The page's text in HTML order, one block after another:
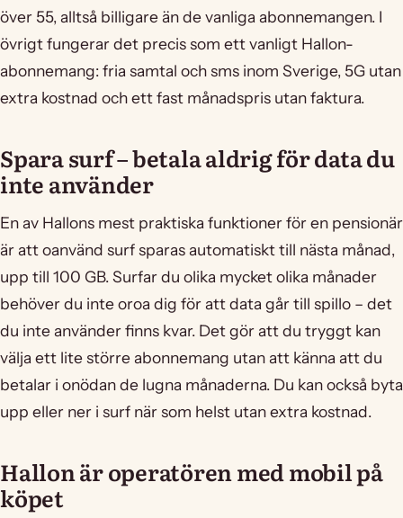
över 55, alltså billigare än de vanliga abonnemangen. I
övrigt fungerar det precis som ett vanligt Hallon-
abonnemang: fria samtal och sms inom Sverige, 5G utan
extra kostnad och ett fast månadspris utan faktura.
Spara surf – betala aldrig för data du
inte använder
En av Hallons mest praktiska funktioner för en pensionär
är att oanvänd surf sparas automatiskt till nästa månad,
upp till 100 GB. Surfar du olika mycket olika månader
behöver du inte oroa dig för att data går till spillo – det
du inte använder finns kvar. Det gör att du tryggt kan
välja ett lite större abonnemang utan att känna att du
betalar i onödan de lugna månaderna. Du kan också byta
upp eller ner i surf när som helst utan extra kostnad.
Hallon är operatören med mobil på
köpet